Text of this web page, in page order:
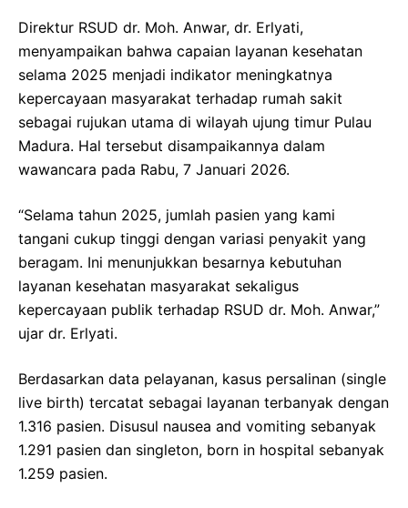
Direktur RSUD dr. Moh. Anwar, dr. Erlyati,
menyampaikan bahwa capaian layanan kesehatan
selama 2025 menjadi indikator meningkatnya
kepercayaan masyarakat terhadap rumah sakit
sebagai rujukan utama di wilayah ujung timur Pulau
Madura. Hal tersebut disampaikannya dalam
wawancara pada Rabu, 7 Januari 2026.
“Selama tahun 2025, jumlah pasien yang kami
tangani cukup tinggi dengan variasi penyakit yang
beragam. Ini menunjukkan besarnya kebutuhan
layanan kesehatan masyarakat sekaligus
kepercayaan publik terhadap RSUD dr. Moh. Anwar,”
ujar dr. Erlyati.
Berdasarkan data pelayanan, kasus persalinan (single
live birth) tercatat sebagai layanan terbanyak dengan
1.316 pasien. Disusul nausea and vomiting sebanyak
1.291 pasien dan singleton, born in hospital sebanyak
1.259 pasien.